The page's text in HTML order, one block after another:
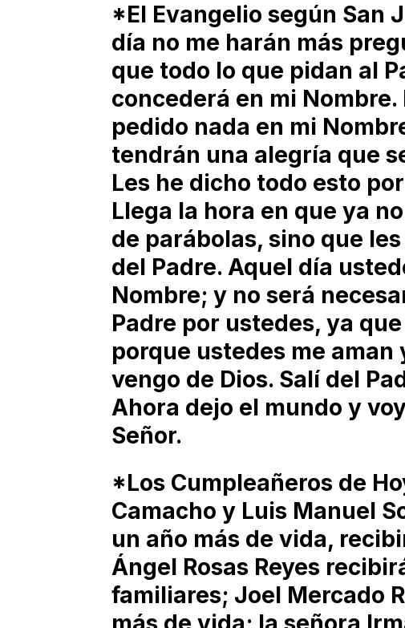
*El Evangelio según San
día no me harán más
que todo lo que pidan al
concederá en mi
pedido nada en mi
tendrán una alegría que
Les he dicho todo esto
Llega la hora en que ya
de parábolas, sino que
del Padre. Aquel día
Nombre; y no será
Padre por ustedes, ya
porque ustedes me aman
vengo de Dios. Salí del
Ahora dejo el mundo y
Señor.
*Los Cumpleañeros de
Camacho y Luis Manuel
un año más de vida,
Ángel Rosas Reyes
familiares; Joel Mercado